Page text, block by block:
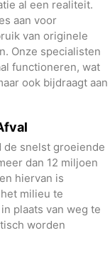
al een realiteit.
aan voor
van originele
Onze specialisten
functioneren, wat
ook bijdraagt aan
snelst groeiende
dan 12 miljoen
hiervan is
milieu te
plaats van weg te
worden